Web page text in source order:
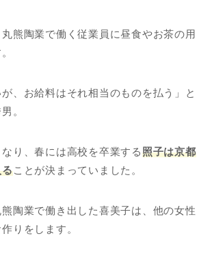
熊陶業で働く従業員に昼食やお茶の用
が、お給料はそれ相当のものを払う」と
。
り、春には高校を卒業する照子は京都
ることが決まっていました。
陶業で働き出した喜美子は、他の女性
りをします。